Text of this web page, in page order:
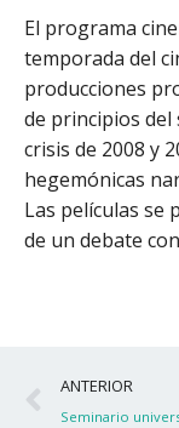
El programa
temporada del
producciones
de principios del
crisis de 2008 y
hegemónicas
Las películas se
de un debate
Ant
ANTERIOR
Seminario